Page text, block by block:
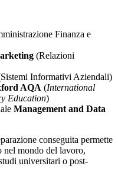
Finanza e
(Relazioni
Informativi Aziendali)
AQA (International
Education)
Management and Data
conseguita permette
nel mondo del lavoro,
universitari o post-